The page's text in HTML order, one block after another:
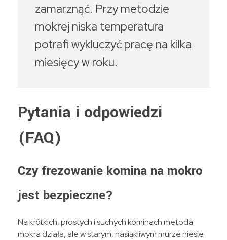
zamarznąć. Przy metodzie
mokrej niska temperatura
potrafi wykluczyć pracę na kilka
miesięcy w roku.
Pytania i odpowiedzi
(FAQ)
Czy frezowanie komina na mokro
jest bezpieczne?
Na krótkich, prostych i suchych kominach metoda
mokra działa, ale w starym, nasiąkliwym murze niesie